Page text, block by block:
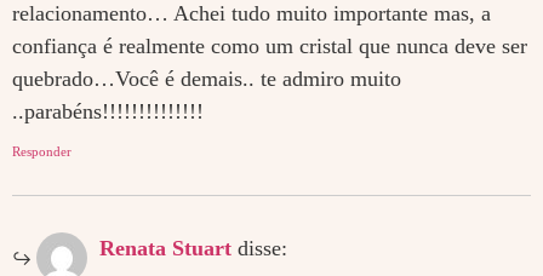
relacionamento… Achei tudo muito importante mas, a
confiança é realmente como um cristal que nunca deve ser
quebrado…Você é demais.. te admiro muito
..parabéns!!!!!!!!!!!!!!
Responder
Renata Stuart disse: